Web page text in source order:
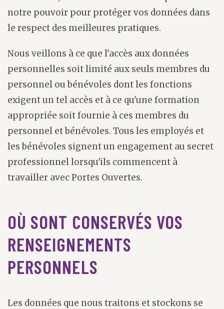
notre pouvoir pour protéger vos données dans
le respect des meilleures pratiques.
Nous veillons à ce que l'accès aux données
personnelles soit limité aux seuls membres du
personnel ou bénévoles dont les fonctions
exigent un tel accès et à ce qu'une formation
appropriée soit fournie à ces membres du
personnel et bénévoles. Tous les employés et
les bénévoles signent un engagement au secret
professionnel lorsqu'ils commencent à
travailler avec Portes Ouvertes.
OÙ SONT CONSERVÉS VOS
RENSEIGNEMENTS
PERSONNELS
Les données que nous traitons et stockons se